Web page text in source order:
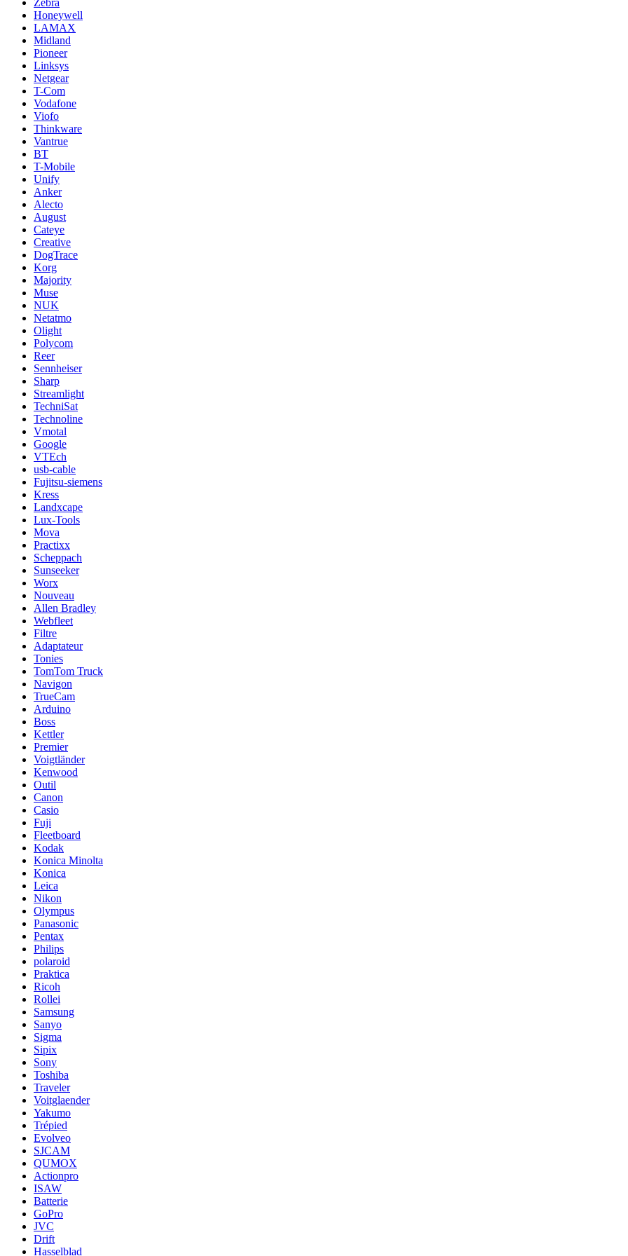
Zebra
Honeywell
LAMAX
Midland
Pioneer
Linksys
Netgear
T-Com
Vodafone
Viofo
Thinkware
Vantrue
BT
T-Mobile
Unify
Anker
Alecto
August
Cateye
Creative
DogTrace
Korg
Majority
Muse
NUK
Netatmo
Olight
Polycom
Reer
Sennheiser
Sharp
Streamlight
TechniSat
Technoline
Vmotal
Google
VTEch
usb-cable
Fujitsu-siemens
Kress
Landxcape
Lux-Tools
Mova
Practixx
Scheppach
Sunseeker
Worx
Nouveau
Allen Bradley
Webfleet
Filtre
Adaptateur
Tonies
TomTom Truck
Navigon
TrueCam
Arduino
Boss
Kettler
Premier
Voigtländer
Kenwood
Outil
Canon
Casio
Fuji
Fleetboard
Kodak
Konica Minolta
Konica
Leica
Nikon
Olympus
Panasonic
Pentax
Philips
polaroid
Praktica
Ricoh
Rollei
Samsung
Sanyo
Sigma
Sipix
Sony
Toshiba
Traveler
Voitglaender
Yakumo
Trépied
Evolveo
SJCAM
QUMOX
Actionpro
ISAW
Batterie
GoPro
JVC
Drift
Hasselblad